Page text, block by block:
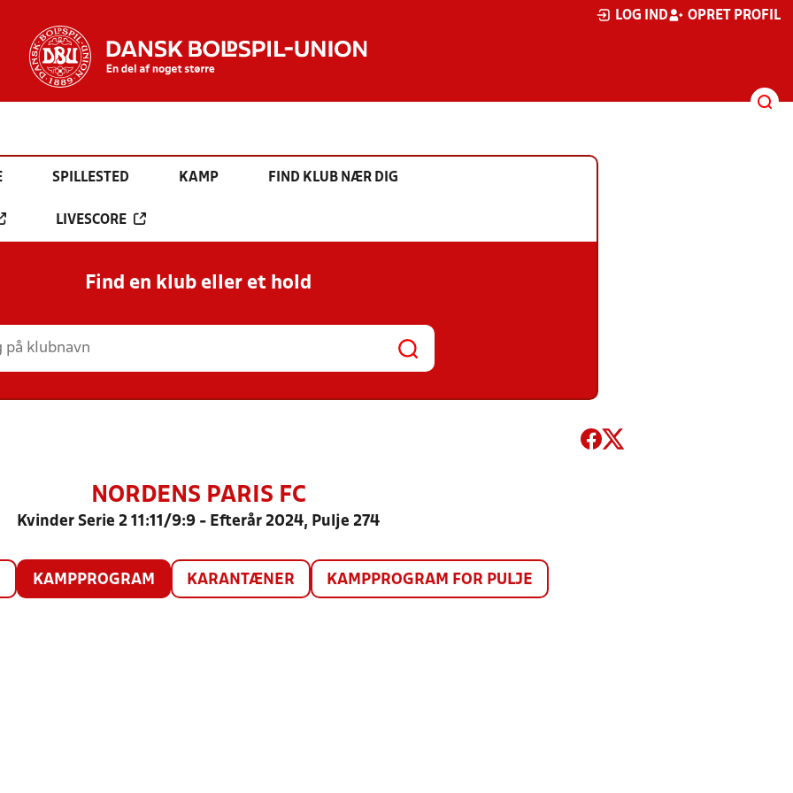
LOG IND OPRET PROFIL
SPILLESTED KAMP FIND KLUB NÆR DIG
LIVESCORE
Find en klub eller et hold
NORDENS PARIS FC
Kvinder Serie 2 11:11/9:9 - Efterår 2024, Pulje 274
KAMPPROGRAM KARANTÆNER KAMPPROGRAM FOR PULJE